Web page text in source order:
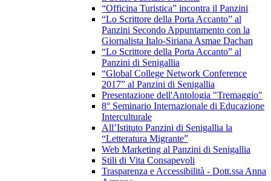
“Officina Turistica” incontra il Panzini
“Lo Scrittore della Porta Accanto” al
Panzini Secondo Appuntamento con la
Giornalista Italo-Siriana Asmae Dachan
“Lo Scrittore della Porta Accanto” al
Panzini di Senigallia
“Global College Network Conference
2017” al Panzini di Senigallia
Presentazione dell'Antologia "Tremaggio"
8° Seminario Internazionale di Educazione
Interculturale
All’Istituto Panzini di Senigallia la
“Letteratura Migrante”
Web Marketing al Panzini di Senigallia
Stili di Vita Consapevoli
Trasparenza e Accessibilità - Dott.ssa Anna